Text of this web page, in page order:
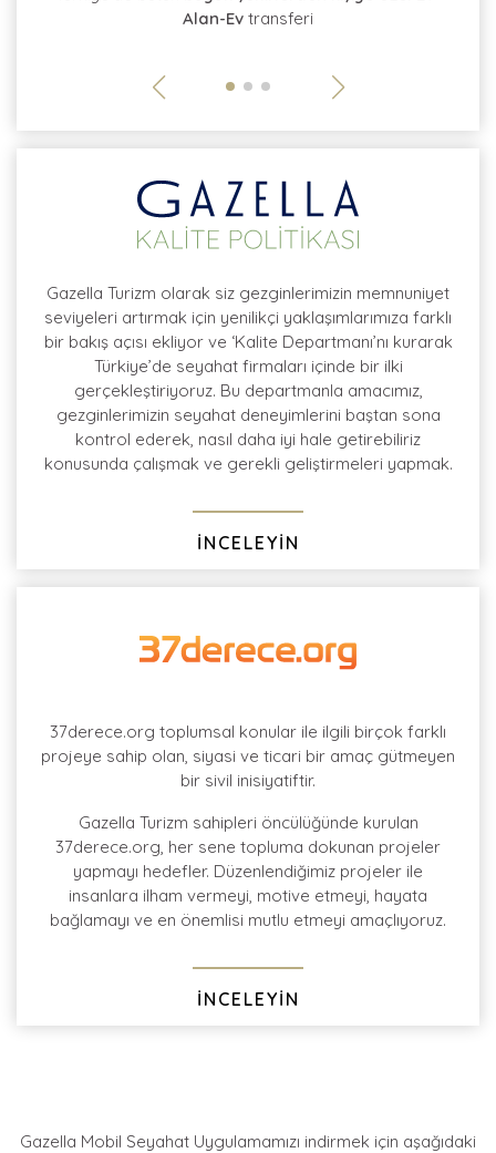
Alan-Ev transferi
Gazella Turizm olarak siz gezginlerimizin memnuniyet
seviyeleri artırmak için yenilikçi yaklaşımlarımıza farklı
bir bakış açısı ekliyor ve ‘Kalite Departmanı’nı kurarak
Türkiye’de seyahat firmaları içinde bir ilki
gerçekleştiriyoruz. Bu departmanla amacımız,
gezginlerimizin seyahat deneyimlerini baştan sona
kontrol ederek, nasıl daha iyi hale getirebiliriz
konusunda çalışmak ve gerekli geliştirmeleri yapmak.
İNCELEYİN
37derece.org toplumsal konular ile ilgili birçok farklı
projeye sahip olan, siyasi ve ticari bir amaç gütmeyen
bir sivil inisiyatiftir.
Gazella Turizm sahipleri öncülüğünde kurulan
37derece.org, her sene topluma dokunan projeler
yapmayı hedefler. Düzenlendiğimiz projeler ile
insanlara ilham vermeyi, motive etmeyi, hayata
bağlamayı ve en önemlisi mutlu etmeyi amaçlıyoruz.
İNCELEYİN
Gazella Mobil Seyahat Uygulamamızı indirmek için aşağıdaki